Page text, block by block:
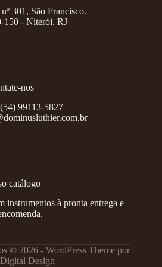
301, São Francisco.
150 - Niterói, RJ
nos
(54) 99113-5827
catálogo
instrumentos à pronta entrega e
© 2026 - WordPress Theme por
Design